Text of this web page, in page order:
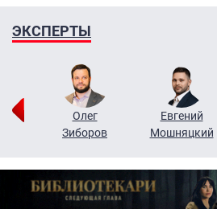
ЭКСПЕРТЫ
Олег
Зиборов
Евгений
Мошняцкий